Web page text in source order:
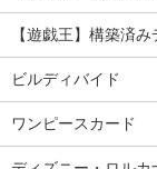
【遊戯王】構築済み
ビルディバイド
ワンピースカード